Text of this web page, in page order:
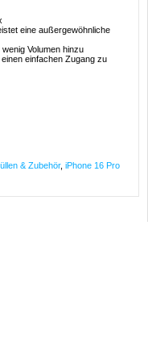
eine außergewöhnliche
Volumen hinzu
einfachen Zugang zu
& Zubehör, iPhone 16 Pro